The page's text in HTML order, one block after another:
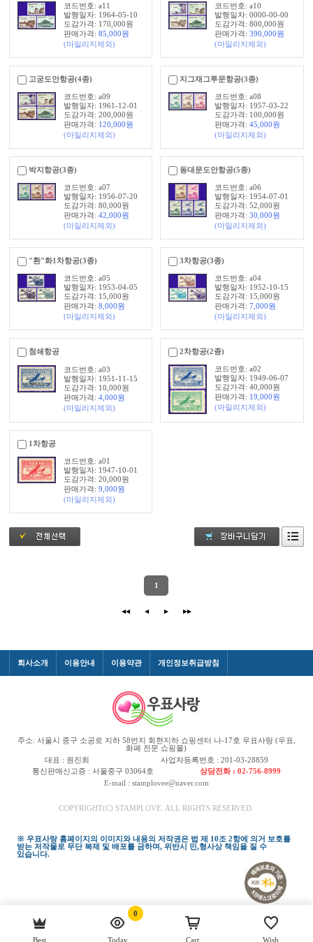
Best Today
0
Cart Wish
코드번호: a11
발행일자: 1964-05-10
도감가격: 170,000원
판매가격: 85,000원
(마일리지제외)
코드번호: a10
발행일자: 0000-00-00
도감가격: 800,000원
판매가격: 390,000원
(마일리지제외)
고궁도안항공(4종)
코드번호: a09
발행일자: 1961-12-01
도감가격: 200,000원
판매가격: 120,000원
(마일리지제외)
지그재그투문항공(3종)
코드번호: a08
발행일자: 1957-03-22
도감가격: 100,000원
판매가격: 45,000원
(마일리지제외)
박지항공(3종)
코드번호: a07
발행일자: 1956-07-20
도감가격: 80,000원
판매가격: 42,000원
(마일리지제외)
동대문도안항공(5종)
코드번호: a06
발행일자: 1954-07-01
도감가격: 52,000원
판매가격: 30,000원
(마일리지제외)
"환"화1차항공(3종)
코드번호: a05
발행일자: 1953-04-05
도감가격: 15,000원
판매가격: 8,000원
(마일리지제외)
3차항공(3종)
코드번호: a04
발행일자: 1952-10-15
도감가격: 15,000원
판매가격: 7,000원
(마일리지제외)
첨쇄항공
코드번호: a03
발행일자: 1951-11-15
도감가격: 10,000원
판매가격: 4,000원
(마일리지제외)
2차항공(2종)
코드번호: a02
발행일자: 1949-06-07
도감가격: 40,000원
판매가격: 19,000원
(마일리지제외)
1차항공
코드번호: a01
발행일자: 1947-10-01
도감가격: 20,000원
판매가격: 9,000원
(마일리지제외)
◀◀ ◀
1
▶ ▶▶
회사소개 이용안내 이용약관 개인정보취급방침
주소: 서울시 중구 소공로 지하 58번지 회현지하 쇼핑센터 나-17호 우표사랑 (우표,
화폐 전문 쇼핑몰)
대표 : 원진희
사업자등록번호 : 201-03-28859
통신판매신고증 : 서울중구 03064호
상담전화 : 02-756-8999
E-mail : stamplovee@naver.com
COPYRIGHT(C) STAMPLOVE. ALL RIGHTS RESERVED.
※ 우표사랑 홈페이지의 이미지와 내용의 저작권은 법 제 10조 2항에 의거 보호를
받는 저작물로 무단 복제 및 배포를 금하며, 위반시 민,형사상 책임을 질 수
있습니다.